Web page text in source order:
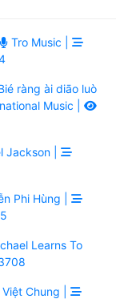
Tro Music |
ràng ài diāo luò
Music |
Jackson |
Phi Hùng |
Learns To
Chung |